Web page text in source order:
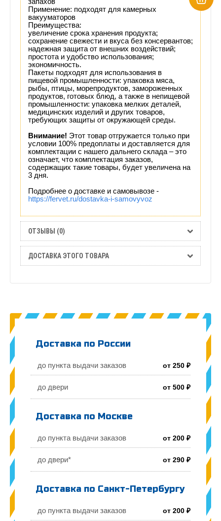
Применение: подходят для камерных
вакууматоров
Преимущества:
увеличение срока хранения продукта;
сохранение свежести и вкуса без консервантов;
надежная защита от внешних воздействий;
простота и удобство использования;
экономичность.
Пакеты подходят для использования в
пищевой промышленности: упаковка мяса,
рыбы, птицы, морепродуктов, замороженных
продуктов, готовых блюд, а также в непищевой
промышленности: упаковка мелких деталей,
медицинских изделий и других товаров,
требующих защиты от окружающей среды.
Внимание! Этот товар отгружается только при
условии 100% предоплаты и доставляется для
комплектации с нашего дальнего склада – это
означает, что комплектация заказов,
содержащих такие товары, будет увеличена на
3 дня.
Подробнее о доставке и самовывозе -
https://fervet.ru/dostavka-i-samovyvoz
ОТЗЫВЫ (0)
ДОСТАВКА ЭТОГО ТОВАРА
Доставка по России
до пункта выдачи заказов от 250 ₽
до двери от 500 ₽
Доставка по Москве
до пункта выдачи заказов от 200 ₽
до двери* от 290 ₽
Доставка по Санкт-Петербургу
до пункта выдачи заказов от 200 ₽